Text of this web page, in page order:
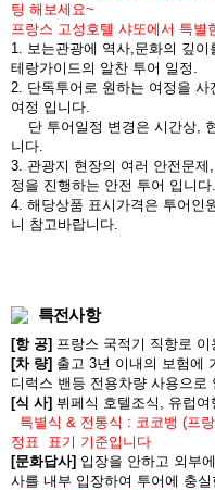
팅 해보세요~
프랑스 고성호텔 샤또에서 특별
1. 보는관광에 역사,문화의 깊
테랑가이드의 알찬 투어 일정.
2. 단독투어로 원하는 여정을
여정 입니다.
단 투어일정 변경은 시간상,
니다.
3. 관광지 현장의 여러 안전문
정을 진행하는 안전 투어 입니다.
4. 해당상품 표시가격은 투어인
니 참고바랍니다.
특전사항
[항 공] 프랑스 국적기 직항로
[차 량] 출고 3년 이내의 보험에
디럭스 밴등 전용차량 사용으로
[식 사] 뷔페식 호텔조식, 유럽
특별식 & 전통식 : 코코뱅 (프
정표 표기 기준입니다
[문화답사] 입장을 안하고 외부
사를 내부 입장하여 투어에 충실